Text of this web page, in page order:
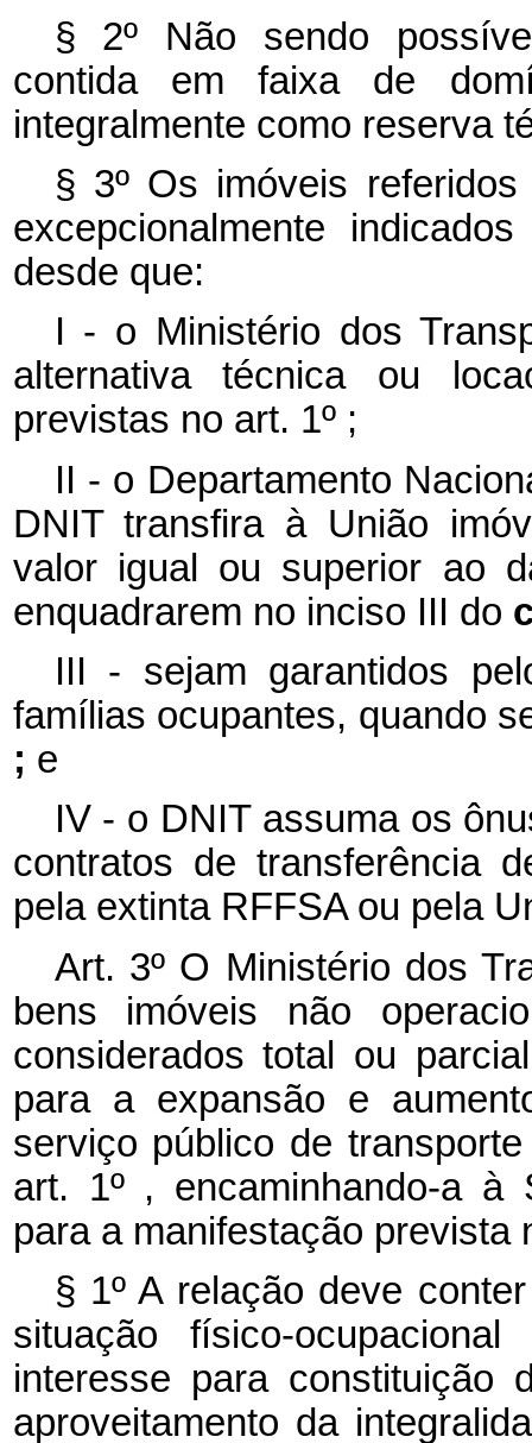
§ 2º Não sendo
contida em faixa de
integralmente como reserva
§ 3º Os imóveis
excepcionalmente
desde que:
I - o Ministério dos
alternativa técnica ou
previstas no art. 1º ;
II - o Departamento
DNIT transfira à União
valor igual ou superior ao
enquadrarem no inciso III do
III - sejam garantidos
famílias ocupantes, quando
; e
IV - o DNIT assuma os
contratos de transferência
pela extinta RFFSA ou pela
Art. 3º O Ministério dos
bens imóveis não
considerados total ou
para a expansão e
serviço público de
art. 1º , encaminhando-a à
para a manifestação prevista
§ 1º A relação deve
situação físico-
interesse para constituição
aproveitamento da